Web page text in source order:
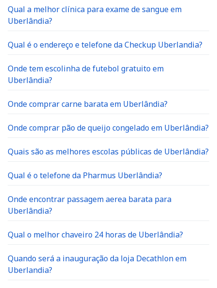
Qual a melhor clínica para exame de sangue em
Uberlândia?
Qual é o endereço e telefone da Checkup Uberlandia?
Onde tem escolinha de futebol gratuito em
Uberlândia?
Onde comprar carne barata em Uberlândia?
Onde comprar pão de queijo congelado em Uberlândia?
Quais são as melhores escolas públicas de Uberlândia?
Qual é o telefone da Pharmus Uberlândia?
Onde encontrar passagem aerea barata para
Uberlândia?
Qual o melhor chaveiro 24 horas de Uberlândia?
Quando será a inauguração da loja Decathlon em
Uberlandia?